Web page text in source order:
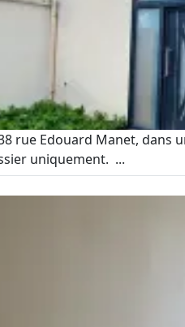
rue Edouard Manet, dans
uniquement. ...